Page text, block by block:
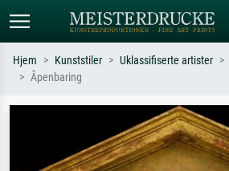
Søk etter kunstner, tittel eller stil – for
eksempel Monet, Stjernenatt,
impresjonisme, Hokusai-bølgen, akt.
Beskriv
eng,
Hjem Kunststiler Uklassifiserte artister
Åpenbaring